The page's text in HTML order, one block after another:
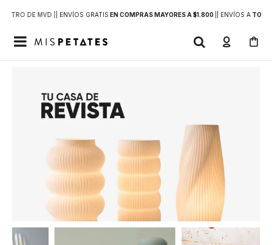
DE MVD | | ENVÍOS GRATIS EN COMPRAS MAYORES A $1.800 | ENVÍOS ATODO
